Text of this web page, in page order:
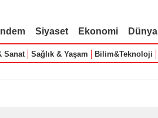
Siyaset Ekonomi Dünya
Sanat Sağlık & Yaşam Bilim&Teknoloji